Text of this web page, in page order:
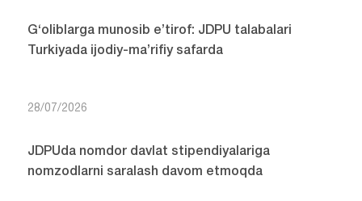
G‘oliblarga munosib e’tirof: JDPU talabalari
Turkiyada ijodiy-ma’rifiy safarda
28/07/2026
JDPUda nomdor davlat stipendiyalariga
nomzodlarni saralash davom etmoqda